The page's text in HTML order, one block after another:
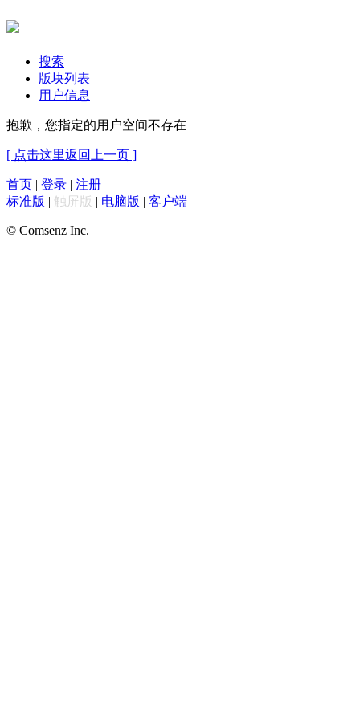
搜索
版块列表
用户信息
抱歉，您指定的用户空间不存在
[ 点击这里返回上一页 ]
首页 | 登录 | 注册
标准版 | 触屏版 | 电脑版 | 客户端
© Comsenz Inc.